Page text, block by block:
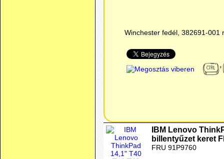
Winchester fedél, 382691-001
IBM Lenovo
billentyűzet keret
FRU 91P9760